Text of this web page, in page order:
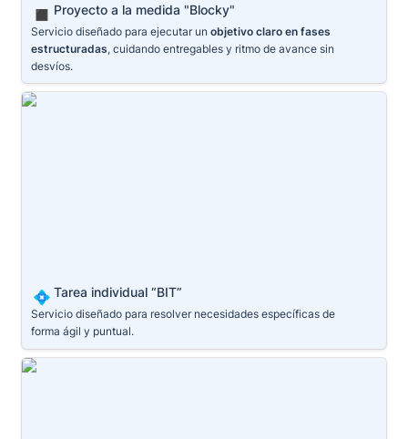
◼️ Proyecto a la medida "Blocky"
Servicio diseñado para ejecutar un objetivo claro en fases
estructuradas, cuidando entregables y ritmo de avance sin
desvíos.
Tarea individual “BIT”
💠 Tarea individual “BIT”
Servicio diseñado para resolver necesidades específicas de
forma ágil y puntual.
Membresía "Pinnacle"